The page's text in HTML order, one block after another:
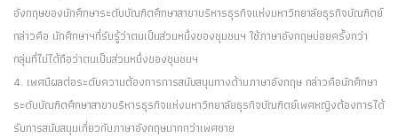
อังกฤษของนักศึกษาระดับบัณฑิตศึกษาสาขาบริหารธุรกิจแห่งมหาวิทยาลัยธุรกิจบัณฑิตย์
กล่าวคือ นักศึกษาฯที่รับรู้ว่าตนเป็นส่วนหนึ่งของชุมชนฯ ใช้ภาษาอังกฤษบ่อยครั้งกว่า
กลุ่มที่ไม่ได้ถือว่าตนเป็นส่วนหนึ่งของชุมชนฯ
4. เพศมีผลต่อระดับความต้องการการสนับสนุนทางด้านภาษาอังกฤษ กล่าวคือนักศึกษา
ระดับบัณฑิตศึกษาสาขาบริหารธุรกิจแห่งมหาวิทยาลัยธุรกิจบัณฑิตย์เพศหญิงต้องการได้
รับการสนับสนุนเกี่ยวกับภาษาอังกฤษมากกว่าเพศชาย